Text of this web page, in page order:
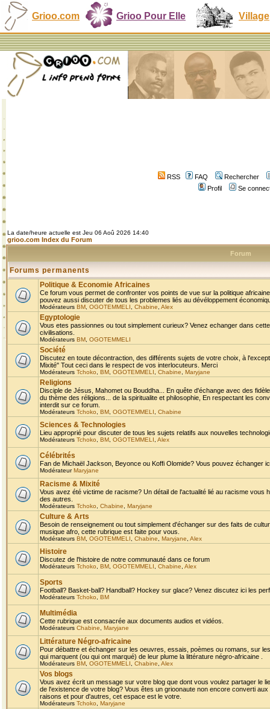
Grioo.com Grioo Pour Elle Village
RSS FAQ
Rechercher
Profil
Se
La date/heure actuelle est Jeu 06 Aoû 2026 14:40
grioo.com Index du Forum
Forum
Forums permanents
Politique & Economie Africaines
Ce forum vous permet de confronter vos points de vue sur la politique
pouvez aussi discuter de tous les problemes liés au dévéloppement
Modérateurs BM OGOTEMMELI Chabine Alex
Egyptologie
Vous etes passionnes ou tout simplement curieux? Venez echanger dans
civilisations.
Modérateurs BM OGOTEMMELI
Société
Discutez en toute décontraction, des différents sujets de votre choix, à
Mixité" Tout ceci dans le respect de vos interlocuteurs. Merci
Modérateurs Tchoko BM OGOTEMMELI Chabine Maryjane
Religions
Disciple de Jésus, Mahomet ou Bouddha... En quête d'échange avec des
du thème des réligions... de la spiritualite et philosophie, En respectant les
interdit sur ce forum.
Modérateurs Tchoko BM OGOTEMMELI Chabine
Sciences & Technologies
Lieu approprié pour discuter de tous les sujets relatifs aux nouvelles
Modérateurs Tchoko BM OGOTEMMELI Alex
Célébrités
Fan de Michaël Jackson, Beyonce ou Koffi Olomide? Vous pouvez échanger
ModérateurMaryjane
Racisme & Mixité
Vous avez été victime de racisme? Un détail de l'actualité lié au racisme
des autres.
Modérateurs Tchoko Chabine Maryjane
Culture & Arts
Besoin de renseignement ou tout simplement d'échanger sur des faits de
musique afro, cette rubrique est faite pour vous.
Modérateurs BM OGOTEMMELI Chabine Maryjane Alex
Histoire
Discutez de l'histoire de notre communauté dans ce forum
Modérateurs Tchoko BM OGOTEMMELI Chabine Alex
Sports
Football? Basket-ball? Handball? Hockey sur glace? Venez discutez ici les
Modérateurs Tchoko BM
Multimédia
Cette rubrique est consacrée aux documents audios et vidéos.
Modérateurs Chabine Maryjane
Littérature Négro-africaine
Pour débattre et échanger sur les oeuvres, essais, poèmes ou romans, sur
qui marquent (ou qui ont marqué) de leur plume la littérature négro-africaine .
Modérateurs BM OGOTEMMELI Chabine Alex
Vos blogs
Vous avez écrit un message sur votre blog que dont vous voulez partager le
de l'existence de votre blog? Vous êtes un grioonaute non encore converti
raisons et pour d'autres, cet espace est le votre.
Modérateurs Tchoko Maryjane